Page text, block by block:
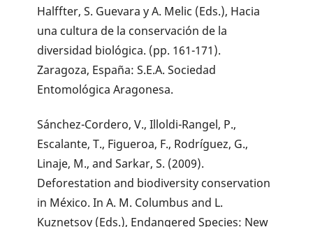
Halffter, S. Guevara y A. Melic (Eds.), Hacia
una cultura de la conservación de la
diversidad biológica. (pp. 161-171).
Zaragoza, España: S.E.A. Sociedad
Entomológica Aragonesa.
Sánchez-Cordero, V., Illoldi-Rangel, P.,
Escalante, T., Figueroa, F., Rodríguez, G.,
Linaje, M., and Sarkar, S. (2009).
Deforestation and biodiversity conservation
in México. In A. M. Columbus and L.
Kuznetsov (Eds.), Endangered Species: New